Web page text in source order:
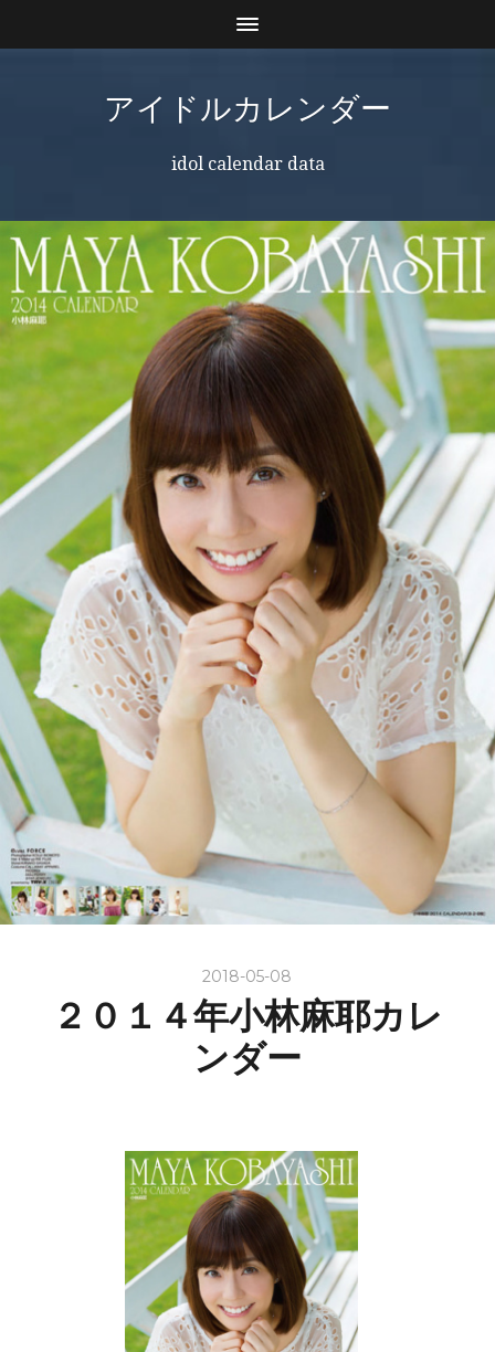
アイドルカレンダー
idol calendar data
2018-05-08
２０１４年小林麻耶カレ
ンダー